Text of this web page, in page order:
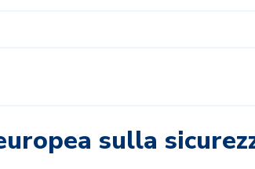
sulla